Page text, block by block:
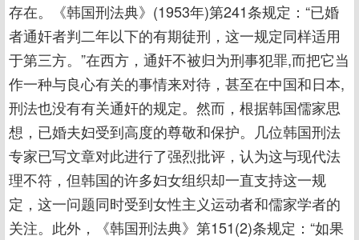
存在。《韩国刑法典》(1953年)第241条规定：“已婚
者通奸者判二年以下的有期徒刑，这一规定同样适用
于第三方。”在西方，通奸不被归为刑事犯罪,而把它当
作一种与良心有关的事情来对待，甚至在中国和日本,
刑法也没有有关通奸的规定。然而，根据韩国儒家思
想，已婚夫妇受到高度的尊敬和保护。几位韩国刑法
专家已写文章对此进行了强烈批评，认为这与现代法
理不符，但韩国的许多妇女组织却一直支持这一规
定，这一问题同时受到女性主义运动者和儒家学者的
关注。此外，《韩国刑法典》第151(2)条规定：“如果